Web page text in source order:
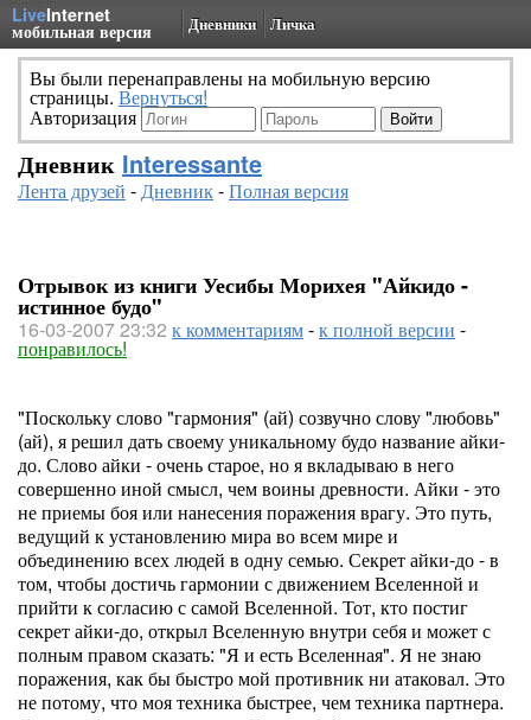
LiveInternet
мобильная версия Дневники Личка
Вы были перенаправлены на мобильную версию
страницы. Вернуться!
Авторизация
Дневник Interessante
Лента друзей -Дневник-Полная версия
Отрывок из книги Уесибы Морихея "Айкидо -
истинное будо"
16-03-2007 23:32 к комментариям-к полной версии -
понравилось!
"Поскольку слово "гармония" (ай) созвучно слову "любовь"
(ай), я решил дать своему уникальному будо название айки-
до. Слово айки - очень старое, но я вкладываю в него
совершенно иной смысл, чем воины древности. Айки - это
не приемы боя или нанесения поражения врагу. Это путь,
ведущий к установлению мира во всем мире и
объединению всех людей в одну семью. Секрет айки-до - в
том, чтобы достичь гармонии с движением Вселенной и
прийти к согласию с самой Вселенной. Тот, кто постиг
секрет айки-до, открыл Вселенную внутри себя и может с
полным правом сказать: "Я и есть Вселенная". Я не знаю
поражения, как бы быстро мой противник ни атаковал. Это
не потому, что моя техника быстрее, чем техника партнера.